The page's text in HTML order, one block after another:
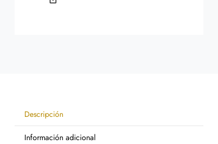
Descripción
Información adicional